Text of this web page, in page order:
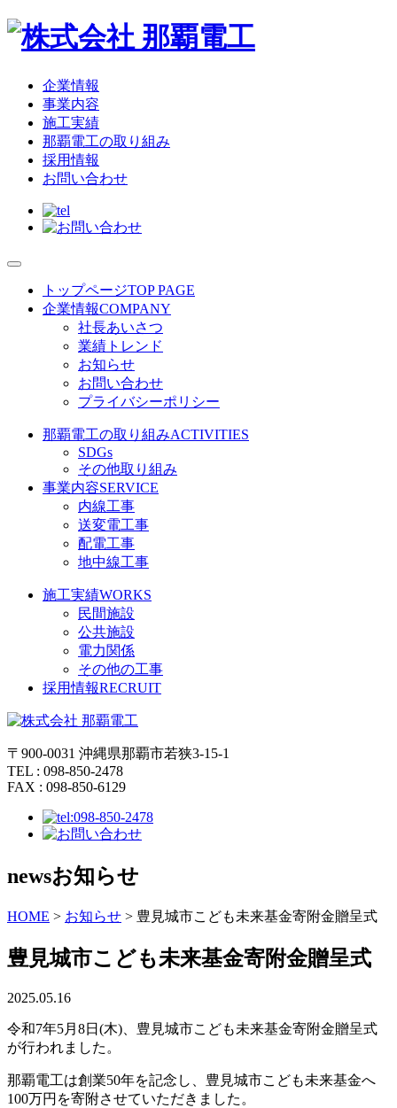
企業情報
事業内容
施工実績
那覇電工の取り組み
採用情報
お問い合わせ
トップページTOP PAGE
企業情報COMPANY
社長あいさつ
業績トレンド
お知らせ
お問い合わせ
プライバシーポリシー
那覇電工の取り組みACTIVITIES
SDGs
その他取り組み
事業内容SERVICE
内線工事
送変電工事
配電工事
地中線工事
施工実績WORKS
民間施設
公共施設
電力関係
その他の工事
採用情報RECRUIT
〒900-0031 沖縄県那覇市若狭3-15-1
TEL : 098-850-2478
FAX : 098-850-6129
newsお知らせ
HOME > お知らせ > 豊見城市こども未来基金寄附金贈呈式
豊見城市こども未来基金寄附金贈呈式
2025.05.16
令和7年5月8日(木)、豊見城市こども未来基金寄附金贈呈式
が行われました。
那覇電工は創業50年を記念し、豊見城市こども未来基金へ
100万円を寄附させていただきました。